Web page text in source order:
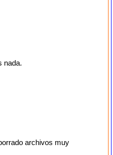
nada.
archivos muy